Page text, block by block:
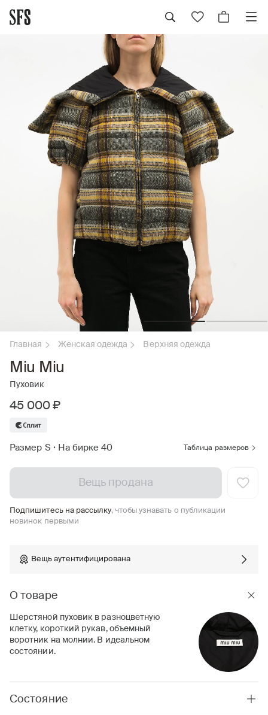
Главная Женская одежда Верхняя одежда
Miu Miu
Пуховик
45 000 ₽
Размер S • На бирке 40 Таблица размеров
Вещь продана
Подпишитесь на рассылку, чтобы узнавать о публикации
новинок первыми
Вещь аутентифицирована
О товаре
Шерстяной пуховик в разноцветную
клетку, короткий рукав, объемный
воротник на молнии. В идеальном
состоянии.
Состояние